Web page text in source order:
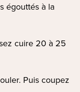
égouttés à la
cuire 20 à 25
Puis coupez